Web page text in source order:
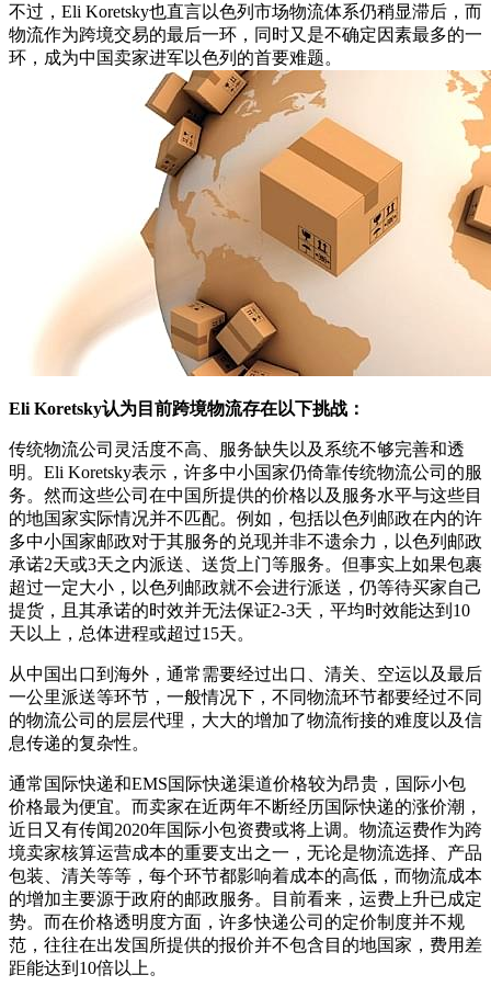
不过，Eli Koretsky也直言以色列市场物流体系仍稍显滞后，而
物流作为跨境交易的最后一环，同时又是不确定因素最多的一
环，成为中国卖家进军以色列的首要难题。
Eli Koretsky认为目前跨境物流存在以下挑战：
传统物流公司灵活度不高、服务缺失以及系统不够完善和透
明。Eli Koretsky表示，许多中小国家仍倚靠传统物流公司的服
务。然而这些公司在中国所提供的价格以及服务水平与这些目
的地国家实际情况并不匹配。例如，包括以色列邮政在内的许
多中小国家邮政对于其服务的兑现并非不遗余力，以色列邮政
承诺2天或3天之内派送、送货上门等服务。但事实上如果包裹
超过一定大小，以色列邮政就不会进行派送，仍等待买家自己
提货，且其承诺的时效并无法保证2-3天，平均时效能达到10
天以上，总体进程或超过15天。
从中国出口到海外，通常需要经过出口、清关、空运以及最后
一公里派送等环节，一般情况下，不同物流环节都要经过不同
的物流公司的层层代理，大大的增加了物流衔接的难度以及信
息传递的复杂性。
通常国际快递和EMS国际快递渠道价格较为昂贵，国际小包
价格最为便宜。而卖家在近两年不断经历国际快递的涨价潮，
近日又有传闻2020年国际小包资费或将上调。物流运费作为跨
境卖家核算运营成本的重要支出之一，无论是物流选择、产品
包装、清关等等，每个环节都影响着成本的高低，而物流成本
的增加主要源于政府的邮政服务。目前看来，运费上升已成定
势。而在价格透明度方面，许多快递公司的定价制度并不规
范，往往在出发国所提供的报价并不包含目的地国家，费用差
距能达到10倍以上。